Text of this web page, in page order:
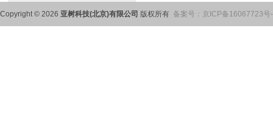
Copyright © 2026 亚树科技(北京)有限公司 版权所有 备案号： 京ICP备16067723号